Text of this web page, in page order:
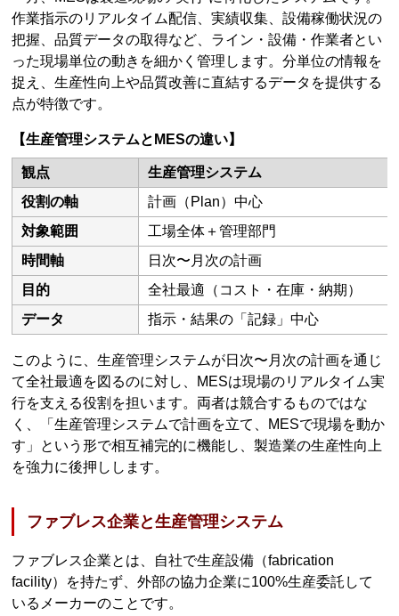
作業指示のリアルタイム配信、実績収集、設備稼働状況の
把握、品質データの取得など、ライン・設備・作業者とい
った現場単位の動きを細かく管理します。分単位の情報を
捉え、生産性向上や品質改善に直結するデータを提供する
点が特徴です。
【生産管理システムとMESの違い】
観点
生産管理システム
役割の軸
計画（Plan）中心
対象範囲
工場全体＋管理部門
時間軸
日次〜月次の計画
目的
全社最適（コスト・在庫・納期）
データ
指示・結果の「記録」中心
このように、生産管理システムが日次〜月次の計画を通じ
て全社最適を図るのに対し、MESは現場のリアルタイム実
行を支える役割を担います。両者は競合するものではな
く、「生産管理システムで計画を立て、MESで現場を動か
す」という形で相互補完的に機能し、製造業の生産性向上
を強力に後押しします。
ファブレス企業と生産管理システム
ファブレス企業とは、自社で生産設備（fabrication
facility）を持たず、外部の協力企業に100%生産委託して
いるメーカーのことです。